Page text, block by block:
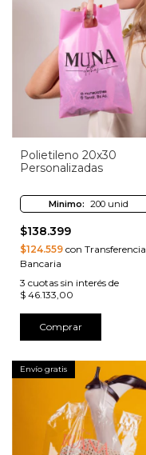
Polietileno 20x30
Personalizadas
Minimo: 200 unid
$138.399
$124.559 con Transferencia
Bancaria
3 cuotas sin interés de
$ 46.133,00
Comprar
Envío gratis